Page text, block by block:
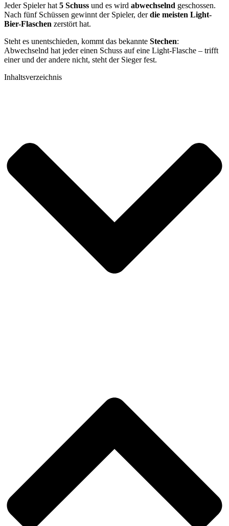
Jeder Spieler hat 5 Schuss und es wird abwechselnd geschossen.
Nach fünf Schüssen gewinnt der Spieler, derdie meisten Light-
Bier-Flaschen zerstört hat.
Steht es unentschieden, kommt das bekannte Stechen:
Abwechselnd hat jeder einen Schuss auf eine Light-Flasche – trifft
einer und der andere nicht, steht der Sieger fest.
Inhaltsverzeichnis